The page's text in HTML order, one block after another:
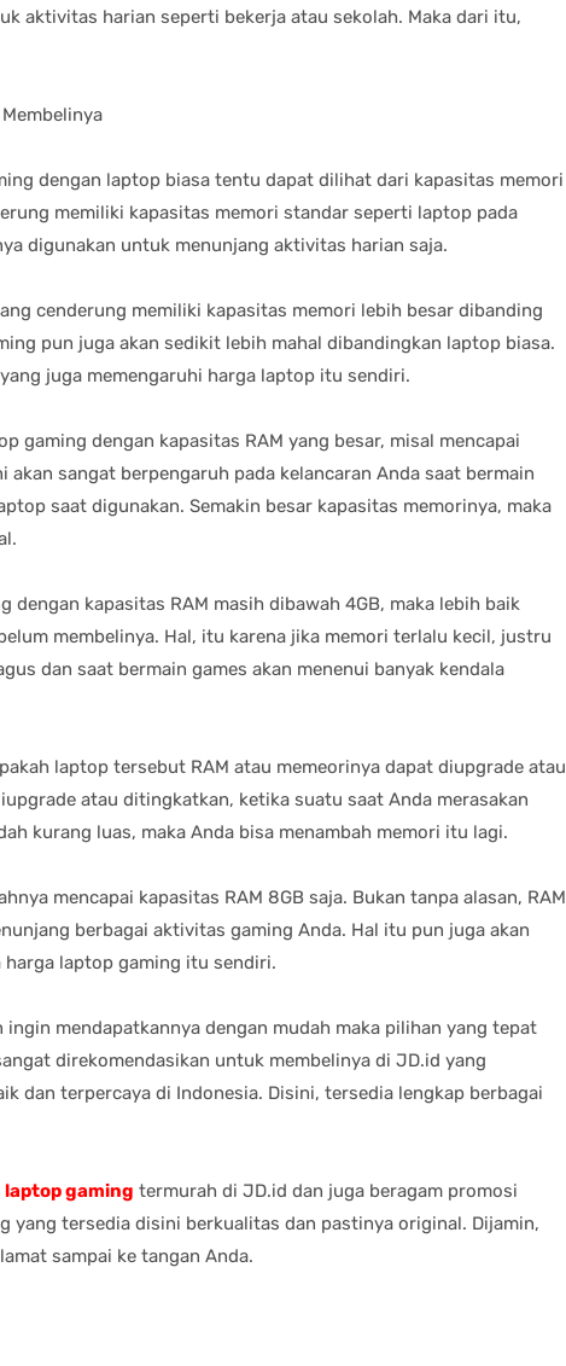
aktivitas harian seperti bekerja atau sekolah. Maka dari itu,
dengan laptop biasa tentu dapat dilihat dari kapasitas memori
memiliki kapasitas memori standar seperti laptop pada
digunakan untuk menunjang aktivitas harian saja.
cenderung memiliki kapasitas memori lebih besar dibanding
pun juga akan sedikit lebih mahal dibandingkan laptop biasa.
juga memengaruhi harga laptop itu sendiri.
gaming dengan kapasitas RAM yang besar, misal mencapai
akan sangat berpengaruh pada kelancaran Anda saat bermain
saat digunakan. Semakin besar kapasitas memorinya, maka
dengan kapasitas RAM masih dibawah 4GB, maka lebih baik
membelinya. Hal, itu karena jika memori terlalu kecil, justru
dan saat bermain games akan menenui banyak kendala
laptop tersebut RAM atau memeorinya dapat diupgrade atau
atau ditingkatkan, ketika suatu saat Anda merasakan
kurang luas, maka Anda bisa menambah memori itu lagi.
mencapai kapasitas RAM 8GB saja. Bukan tanpa alasan, RAM
berbagai aktivitas gaming Anda. Hal itu pun juga akan
laptop gaming itu sendiri.
mendapatkannya dengan mudah maka pilihan yang tepat
direkomendasikan untuk membelinya di JD.id yang
dan terpercaya di Indonesia. Disini, tersedia lengkap berbagai
laptop gaming termurah di JD.id dan juga beragam promosi
yang tersedia disini berkualitas dan pastinya original. Dijamin,
sampai ke tangan Anda.